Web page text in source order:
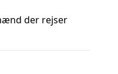
der rejser